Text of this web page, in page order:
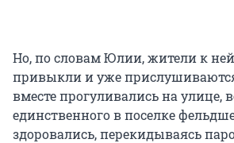
Но, по словам Юлии, жители к
привыкли и уже
вместе прогуливались на улице,
единственного в поселке
здоровались, перекидываясь